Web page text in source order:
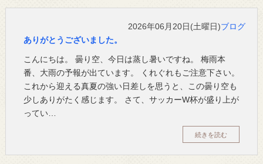
2026年06月20日(土曜日)ブログ
ありがとうございました。
こんにちは。 曇り空、今日は蒸し暑いですね。 梅雨本
番、大雨の予報が出ています。 くれぐれもご注意下さい。
これから迎える真夏の強い日差しを思うと、この曇り空も
少しありがたく感じます。 さて、サッカーW杯が盛り上が
ってい…
続きを読む